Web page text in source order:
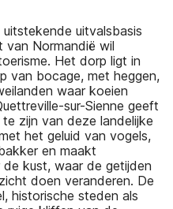
uitvalsbasis
Normandië wil
Het dorp ligt in
van bocage, met heggen,
waar koeien
sur-Sienne geeft
zijn van deze landelijke
het geluid van vogels,
en maakt
kust, waar de getijden
doen veranderen. De
historische steden als